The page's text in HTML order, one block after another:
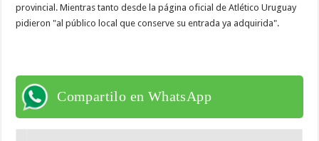
provincial. Mientras tanto desde la página oficial de Atlético Uruguay
pidieron "al público local que conserve su entrada ya adquirida".
Compartilo en WhatsApp